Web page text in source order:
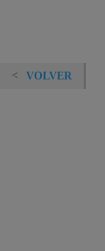
VOLVER